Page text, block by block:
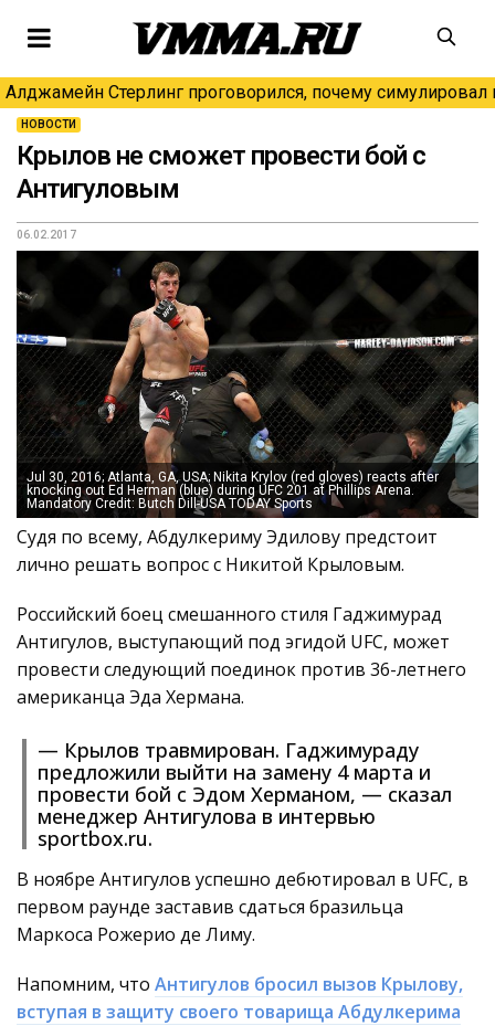
Алджамейн Стерлинг проговорился, почему симулировал
НОВОСТИ
Крылов не сможет провести бой с
Антигуловым
06.02.2017
Jul 30, 2016; Atlanta, GA, USA; Nikita Krylov (red gloves) reacts after
knocking out Ed Herman (blue) during UFC 201 at Phillips Arena.
Mandatory Credit: Butch Dill-USA TODAY Sports
Судя по всему, Абдулкериму Эдилову предстоит
лично решать вопрос с Никитой Крыловым.
Российский боец смешанного стиля Гаджимурад
Антигулов, выступающий под эгидой UFC, может
провести следующий поединок против 36-летнего
американца Эда Хермана.
— Крылов травмирован. Гаджимураду
предложили выйти на замену 4 марта и
провести бой с Эдом Херманом, — сказал
менеджер Антигулова в интервью
sportbox.ru.
В ноябре Антигулов успешно дебютировал в UFC, в
первом раунде заставив сдаться бразильца
Маркоса Рожерио де Лиму.
Напомним, что Антигулов бросил вызов Крылову,
вступая в защиту своего товарища Абдулкерима